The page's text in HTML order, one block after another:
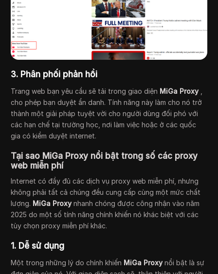
3. Phân phối phản hồi
Trang web bạn yêu cầu sẽ tải trong giao diện MiGa Proxy,
cho phép bạn duyệt ẩn danh. Tính năng này làm cho nó trở
thành một giải pháp tuyệt vời cho người dùng đối phó với
các hạn chế tại trường học, nơi làm việc hoặc ở các quốc
gia có kiểm duyệt internet.
Tại sao MiGa Proxy nổi bật trong số các proxy
web miễn phí
Internet có đầy đủ các dịch vụ proxy web miễn phí, nhưng
không phải tất cả chúng đều cung cấp cùng một mức chất
lượng. MiGa Proxynhanh chóng được công nhận vào năm
2025 do một số tính năng chính khiến nó khác biệt với các
tùy chọn proxy miễn phí khác.
1. Dễ sử dụng
Một trong những lý do chính khiến MiGa Proxynổi bật là sự